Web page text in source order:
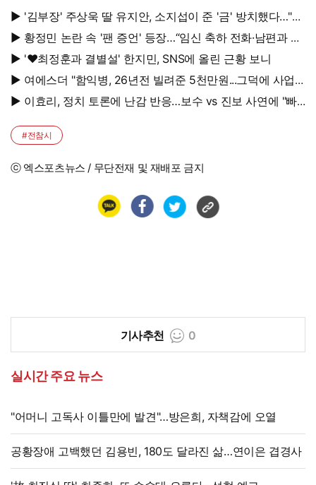
▶ '김부장' 주상욱 딸 유지안, 소지섭이 준 '금' 방치했다…"비
누인 줄"
▶ 황정민 논란 속 '팬 증언' 등장…“임신 축하 전화·남편과 식
사도”▶ '♥최정훈과 결별설' 한지민, SNS에 올린 근황 보니
▶ 여에스더 "함익병, 26년전 빌려준 5천만원...그덕에 사업
시작"
▶ 이효리, 정치 토론에 난감 반응…보수 vs 진보 사연에 "빠
#전참시
ⓒ 엑스포츠뉴스 / 무단전재 및 재배포 금지
기사추천 0
실시간 주요 뉴스
"어머니 고독사 이틀만에 발견"…방은희, 자책감에 오열
공황장애 고백했던 김용빈, 180도 달라진 삶…연이은 겹경사